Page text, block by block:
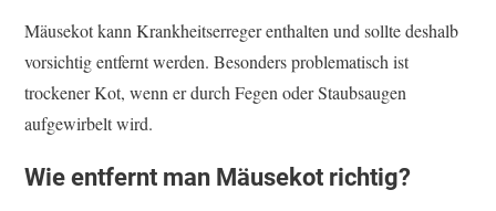
Mäusekot kann Krankheitserreger enthalten und sollte deshalb
vorsichtig entfernt werden. Besonders problematisch ist
trockener Kot, wenn er durch Fegen oder Staubsaugen
aufgewirbelt wird.
Wie entfernt man Mäusekot richtig?